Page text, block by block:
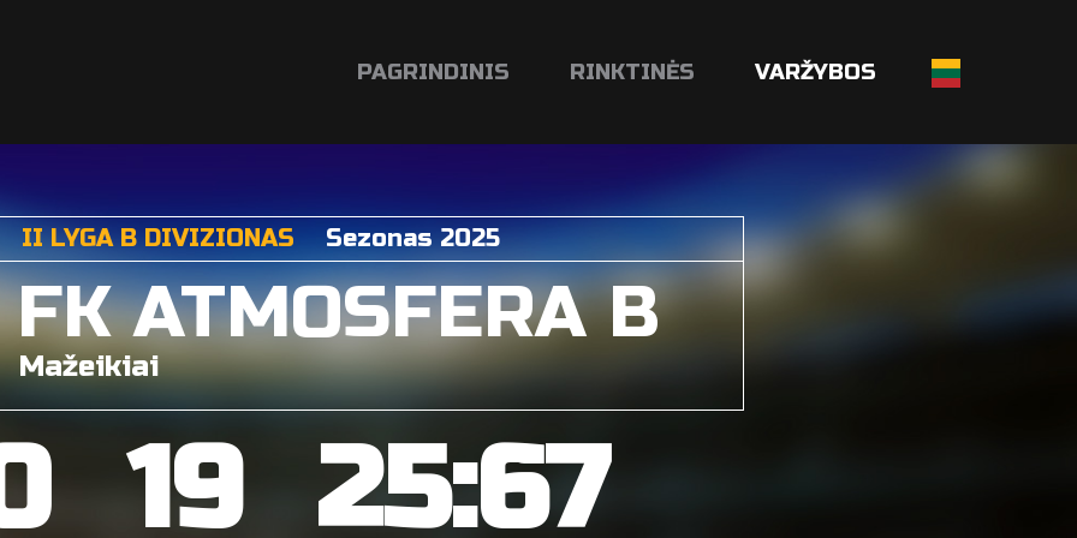
PAGRINDINIS RINKTINĖS VARŽYBOS
II LYGA B DIVIZIONAS Sezonas 2025
FK ATMOSFERA B
Mažeikiai
19 25:67